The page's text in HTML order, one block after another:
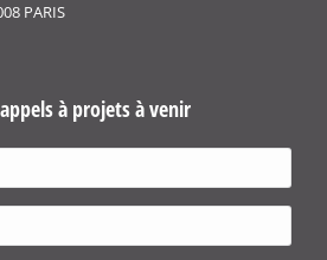
PARIS
à projets à venir